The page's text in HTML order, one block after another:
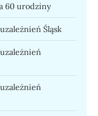
60 urodziny
Śląsk